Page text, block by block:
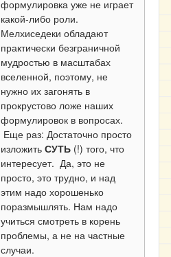
формулировка уже не играет
какой-либо роли.
Мелхиседеки обладают
практически безграничной
мудростью в масштабах
вселенной, поэтому, не
нужно их загонять в
прокрустово ложе наших
формулировок в вопросах.
Еще раз: Достаточно просто
изложить СУТЬ (!) того, что
интересует. Да, это не
просто, это трудно, и над
этим надо хорошенько
поразмышлять. Нам надо
учиться смотреть в корень
проблемы, а не на частные
случаи.